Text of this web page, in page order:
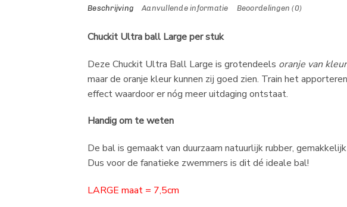
Beschrijving Aanvullende informatie Beoordelingen (0)
Chuckit Ultra ball Large per stuk
Deze Chuckit Ultra Ball Large is grotendeels oranje van kleur
maar de oranje kleur kunnen zij goed zien. Train het
effect waardoor er nóg meer uitdaging ontstaat.
Handig om te weten
De bal is gemaakt van duurzaam natuurlijk rubber,
Dus voor de fanatieke zwemmers is dit dé ideale bal!
LARGE maat = 7,5cm